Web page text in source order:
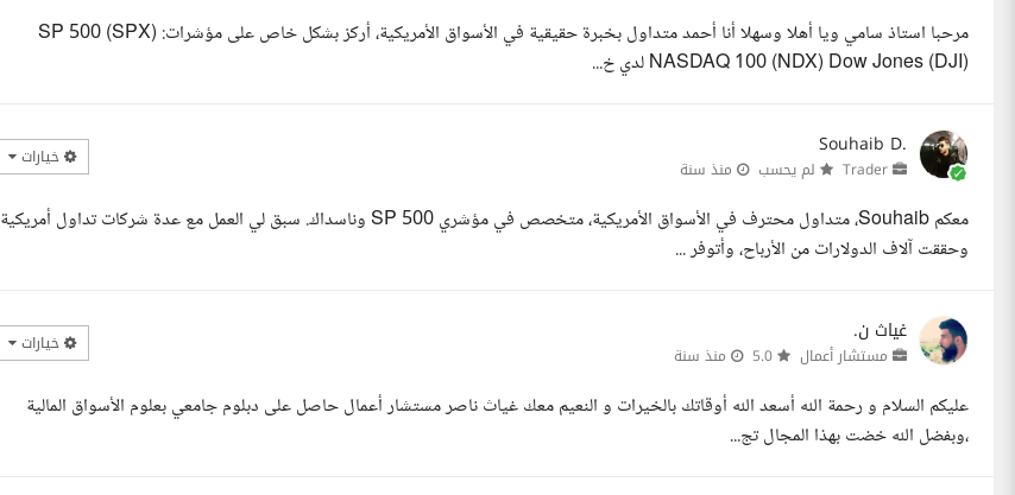
مرحبا استاذ سامي ويا أهلا وسهلا أنا أحمد متداول بخبرة حقيقية في الأسواق الأمريكية، أركز بشكل خاص على مؤشرات: SP 500 (SPX)
NASDAQ 100 (NDX) Dow Jones (DJI) لدي خ...
Souhaib D.
لم يحسب منذ سنة خيارات
معكم Souhaib، متداول محترف في الأسواق الأمريكية، متخصص في مؤشري SP 500 وناسداك. سبق لي العمل مع عدة شركات تداول أمريكية
وحققت آلاف الدولارات من الأرباح، وأتوفر ...
غياث ن.
مستشار أعمال منذ سنة خيارات
عليكم السلام و رحمة الله أسعد الله أوقاتك بالخيرات و النعيم معك غياث ناصر مستشار أعمال حاصل على دبلوم جامعي بعلوم الأسواق المالية
،وبفضل الله خضت بهذا المجال تج...